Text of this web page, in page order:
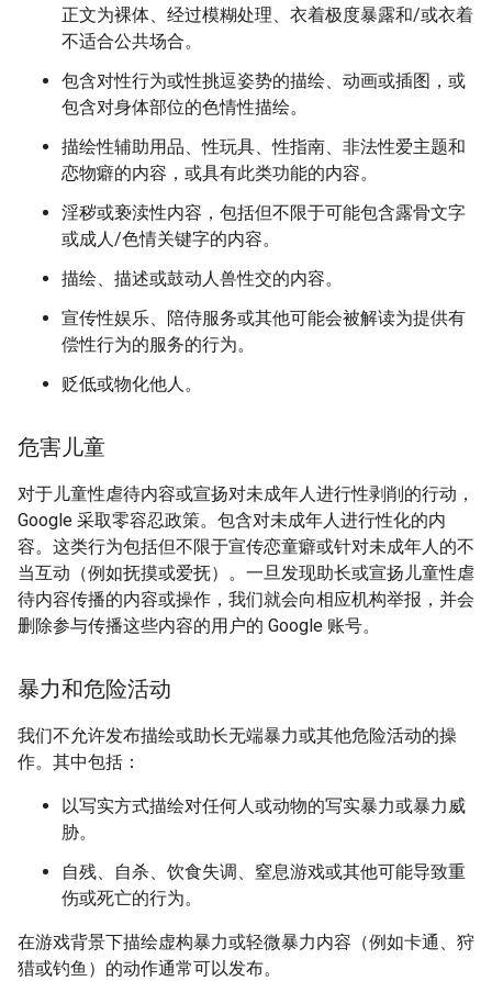
正文为裸体、经过模糊处理、衣着极度暴露和/或衣着
不适合公共场合。
包含对性行为或性挑逗姿势的描绘、动画或插图，或
包含对身体部位的色情性描绘。
描绘性辅助用品、性玩具、性指南、非法性爱主题和
恋物癖的内容，或具有此类功能的内容。
淫秽或亵渎性内容，包括但不限于可能包含露骨文字
或成人/色情关键字的内容。
描绘、描述或鼓动人兽性交的内容。
宣传性娱乐、陪侍服务或其他可能会被解读为提供有
偿性行为的服务的行为。
贬低或物化他人。
危害儿童
对于儿童性虐待内容或宣扬对未成年人进行性剥削的行动，
Google 采取零容忍政策。包含对未成年人进行性化的内
容。这类行为包括但不限于宣传恋童癖或针对未成年人的不
当互动（例如抚摸或爱抚）。一旦发现助长或宣扬儿童性虐
待内容传播的内容或操作，我们就会向相应机构举报，并会
删除参与传播这些内容的用户的 Google 账号。
暴力和危险活动
我们不允许发布描绘或助长无端暴力或其他危险活动的操
作。其中包括：
以写实方式描绘对任何人或动物的写实暴力或暴力威
胁。
自残、自杀、饮食失调、窒息游戏或其他可能导致重
伤或死亡的行为。
在游戏背景下描绘虚构暴力或轻微暴力内容（例如卡通、狩
猎或钓鱼）的动作通常可以发布。